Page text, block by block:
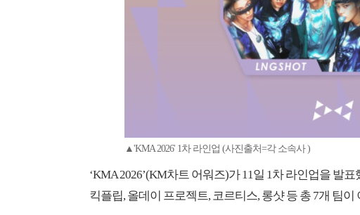
▲'KMA 2026' 1차 라인업 (사진출처=각 소속사 )
‘KMA 2026’(KM차트 어워즈)가 11일 1차 라인업을 발
킥플립, 올데이 프로젝트, 코르티스, 롱샷 등 총 7개 팀이